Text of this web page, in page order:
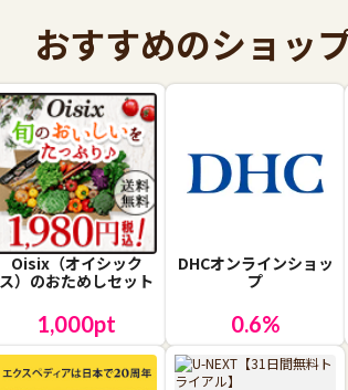
おすすめのショッ
Oisix（オイシック
ス）のおためしセット
1,000pt
DHCオンラインショッ
プ
0.6%